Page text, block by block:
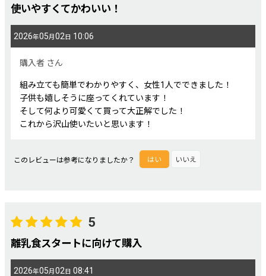
使いやすくてかわいい！
2026年05月02日 10:06
購入者 さん
組み立ても簡単でわかりやすく、女性1人でできました！
子供も嬉しそうに座ってくれています！
そして何より可愛くて買って大正解でした！
これから沢山使いたいと思います！
このレビューは参考になりましたか？ はい いいえ
5
離乳食スタートに向けて購入
2026年05月02日 08:41